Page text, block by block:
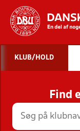
KLUB/HOLD
Find